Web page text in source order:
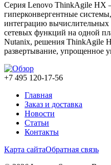
Серия Lenovo ThinkAgile
гиперконвергентные
интеграцию вычислительных
сетевых функций на одной
Nutanix, решения ThinkAgile
развертывание, упрощенное
+7 495 120-17-56
Главная
Заказ и доставка
Новости
Статьи
Контакты
Карта сайтаОбратная связь